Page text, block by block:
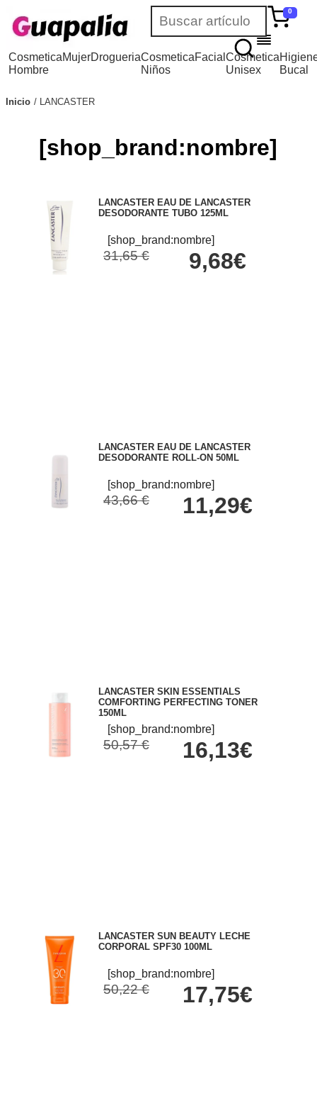
0
Cosmetica
Hombre
MujerDrogueriaCosmetica
Niños
FacialCosmetica
Unisex
Bucal
Inicio LANCASTER
[shop_brand:nombre]
LANCASTER EAU DE LANCASTER
DESODORANTE TUBO 125ML
[shop_brand:nombre]
31,65 € 9,68€
LANCASTER EAU DE LANCASTER
DESODORANTE ROLL-ON 50ML
[shop_brand:nombre]
43,66 € 11,29€
LANCASTER SKIN ESSENTIALS
COMFORTING PERFECTING TONER
150ML
[shop_brand:nombre]
50,57 € 16,13€
LANCASTER SUN BEAUTY LECHE
CORPORAL SPF30 100ML
[shop_brand:nombre]
50,22 € 17,75€